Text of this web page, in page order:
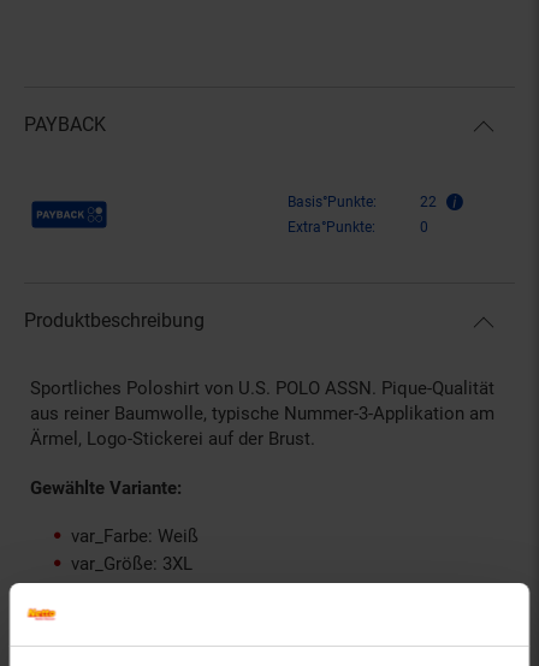
PAYBACK
Payback Punkte Basis°Punkte:
22
Extra°Punkte:
0
Produktbeschreibung
Sportliches Poloshirt von U.S. POLO ASSN. Pique-Qualität
aus reiner Baumwolle, typische Nummer-3-Applikation am
Ärmel, Logo-Stickerei auf der Brust.
Gewählte Variante:
var_Farbe: Weiß
var_Größe: 3XL
Artikelnummer: 2831533000
EAN: 0000018194500